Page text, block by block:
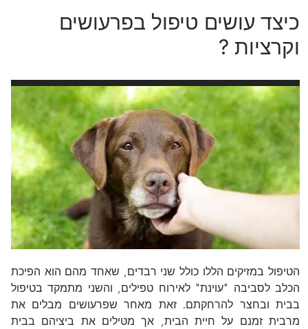
כיצד עושים טיפול בפרעושים
וקרציות ?
הטיפול במזיקים הללו כולל שני רבדים, שאחד מהם הוא הפיכת
הכלב לסביבה "עוינת" לאירוח טפילים, והשני מתמקד בטיפול
בבית ובחצר להרחקתם. זאת מאחר שפרעושים מבלים את
מרבית זמנם על חיית הבית, אך מטילים את ביציהם בבית